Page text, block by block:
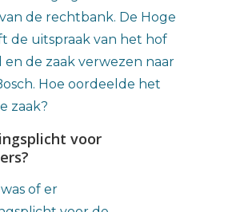
de rechtbank. De Hoge
de uitspraak van het hof
de zaak verwezen naar
Hoe oordeelde het
zaak?
voor
of er